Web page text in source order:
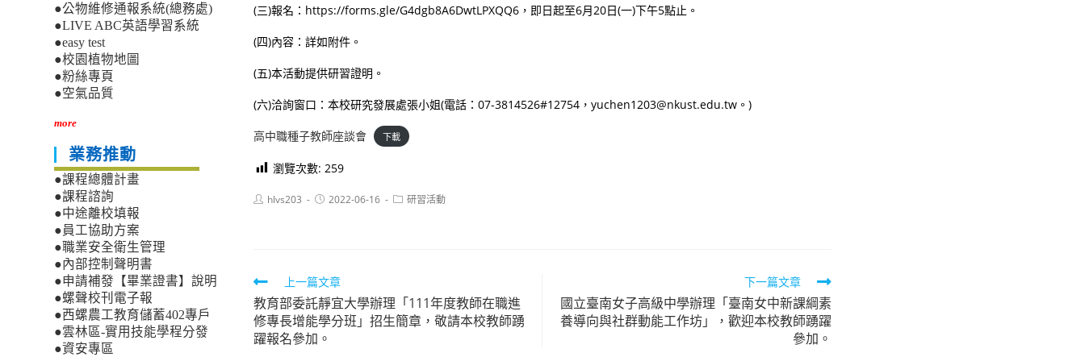
(三)報名：https://forms.gle/G4dgb8A6DwtLPXQQ6，即日起至6月20日(一)下午5點止。
(四)內容：詳如附件。
(五)本活動提供研習證明。
(六)洽詢窗口：本校研究發展處張小姐(電話：07-3814526#12754，yuchen1203@nkust.edu.tw。)
高中職種子教師座談會 下載
瀏覽次數: 259
Posthlvs203
Post2022-06-16
Post研習活動
Read
more
articles
上一篇文章
教育部委託靜宜大學辦理「111年度教師在職進
修專長增能學分班」招生簡章，敬請本校教師踴
躍報名參加。
下一篇文章
國立臺南女子高級中學辦理「臺南女中新課綱素
養導向與社群動能工作坊」，歡迎本校教師踴躍
參加。
●公物維修通報系統(總務處)
●LIVE ABC英語學習系統
●easy test
●校園植物地圖
●粉絲專頁
●空氣品質
more
業務推動
●課程總體計畫
●課程諮詢
●中途離校填報
●員工協助方案
●職業安全衛生管理
●內部控制聲明書
●申請補發【畢業證書】說明
●螺聲校刊電子報
●西螺農工教育儲蓄402專戶
●雲林區-實用技能學程分發
●資安專區